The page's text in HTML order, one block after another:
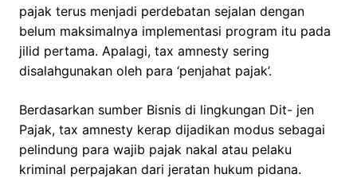
pajak terus menjadi perdebatan sejalan dengan
belum maksimalnya implementasi program itu pada
jilid pertama. Apalagi, tax amnesty sering
disalahgunakan oleh para ‘penjahat pajak’.
Berdasarkan sumber Bisnis di lingkungan Dit- jen
Pajak, tax amnesty kerap dijadikan modus sebagai
pelindung para wajib pajak nakal atau pelaku
kriminal perpajakan dari jeratan hukum pidana.